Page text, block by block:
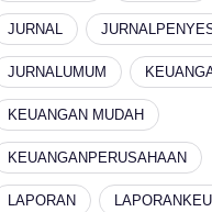
JURNAL
JURNALUMUM
KEUANGAN MUDAH
KEUANGANPERUSAHAAN
LAPORAN